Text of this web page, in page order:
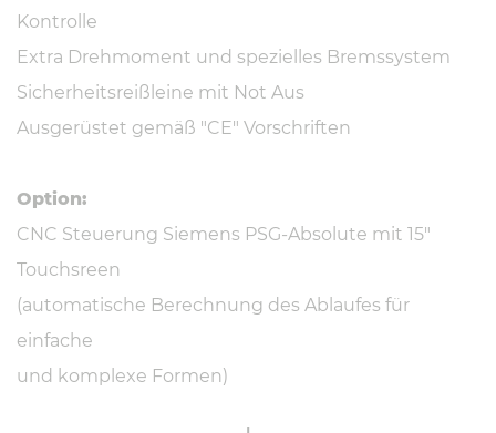
Kontrolle
Extra Drehmoment und spezielles Bremssystem
Sicherheitsreißleine mit Not Aus
Ausgerüstet gemäß "CE" Vorschriften
Option:
CNC Steuerung Siemens PSG-Absolute mit 15"
Touchsreen
(automatische Berechnung des Ablaufes für
einfache
und komplexe Formen)